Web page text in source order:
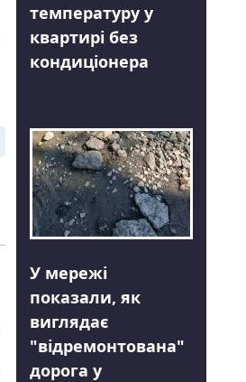
температуру у
квартирі без
кондиціонера
У мережі
показали, як
виглядає
"відремонтована"
дорога у